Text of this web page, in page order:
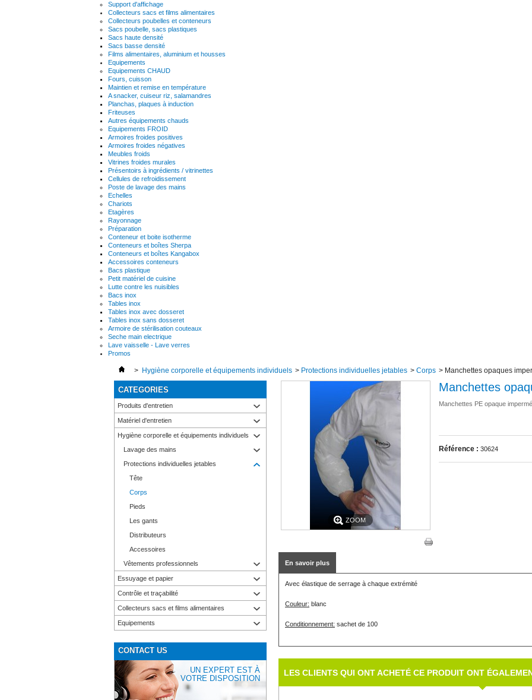
Support d'affichage
Collecteurs sacs et films alimentaires
Collecteurs poubelles et conteneurs
Sacs poubelle, sacs plastiques
Sacs haute densité
Sacs basse densité
Films alimentaires, aluminium et housses
Equipements
Equipements CHAUD
Fours, cuisson
Maintien et remise en température
A snacker, cuiseur riz, salamandres
Planchas, plaques à induction
Friteuses
Autres équipements chauds
Equipements FROID
Armoires froides positives
Armoires froides négatives
Meubles froids
Vitrines froides murales
Présentoirs à ingrédients / vitrinettes
Cellules de refroidissement
Poste de lavage des mains
Echelles
Chariots
Etagères
Rayonnage
Préparation
Conteneur et boite isotherme
Conteneurs et boîtes Sherpa
Conteneurs et boîtes Kangabox
Accessoires conteneurs
Bacs plastique
Petit matériel de cuisine
Lutte contre les nuisibles
Bacs inox
Tables inox
Tables inox avec dosseret
Tables inox sans dosseret
Armoire de stérilisation couteaux
Seche main electrique
Lave vaisselle - Lave verres
Promos
> Hygiène corporelle et équipements individuels > Protections individuelles jetables > Corps > Manchettes opaques
CATEGORIES
Produits d'entretien
Matériel d'entretien
Hygiène corporelle et équipements individuels
Lavage des mains
Protections individuelles jetables
Tête
Corps
Pieds
Les gants
Distributeurs
Accessoires
Vêtements professionnels
Essuyage et papier
Contrôle et traçabilité
Collecteurs sacs et films alimentaires
Equipements
CONTACT US
UN EXPERT EST À
VOTRE DISPOSITION
ZOOM
Manchettes
Manchettes PE opaque
Référence : 30624
En savoir plus
Avec élastique de serrage à chaque extrémité
Couleur: blanc
Conditionnement: sachet de 100
LES CLIENTS QUI ONT ACHETÉ CE PRODUIT ONT